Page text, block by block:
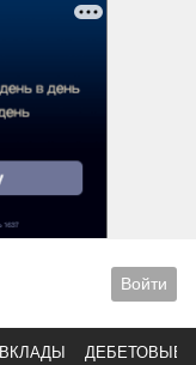
Войти
ВКЛАДЫ ДЕБЕТОВЫЕ